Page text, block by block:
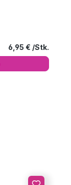
Regulärer
6,95 €